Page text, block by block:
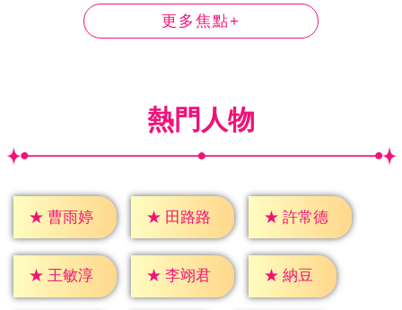
更多焦點+
熱門人物
★ 曹雨婷 ★ 田路路 ★ 許常德
★ 王敏淳 ★ 李翊君 ★ 納豆